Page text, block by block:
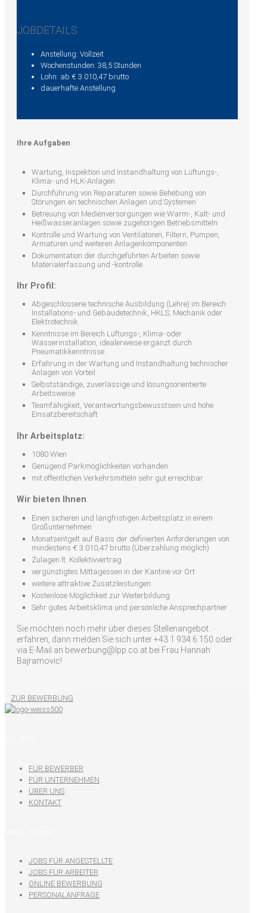
JOBDETAILS
Anstellung: Vollzeit
Wochenstunden: 38,5 Stunden
Lohn: ab € 3.010,47 brutto
dauerhafte Anstellung
Ihre Aufgaben:
Wartung, Inspektion und Instandhaltung von Lüftungs-,
Klima- und HLK-Anlagen
Durchführung von Reparaturen sowie Behebung von
Störungen an technischen Anlagen und Systemen
Betreuung von Medienversorgungen wie Warm-, Kalt- und
Heißwasseranlagen sowie zugehörigen Betriebsmitteln
Kontrolle und Wartung von Ventilatoren, Filtern, Pumpen,
Armaturen und weiteren Anlagenkomponenten
Dokumentation der durchgeführten Arbeiten sowie
Materialerfassung und -kontrolle
Ihr Profil:
Abgeschlossene technische Ausbildung (Lehre) im Bereich
Installations- und Gebäudetechnik, HKLS, Mechanik oder
Elektrotechnik
Kenntnisse im Bereich Lüftungs-, Klima- oder
Wasserinstallation, idealerweise ergänzt durch
Pneumatikkenntnisse
Erfahrung in der Wartung und Instandhaltung technischer
Anlagen von Vorteil
Selbstständige, zuverlässige und lösungsorientierte
Arbeitsweise
Teamfähigkeit, Verantwortungsbewusstsein und hohe
Einsatzbereitschaft
Ihr Arbeitsplatz:
1080 Wien
Genügend Parkmöglichkeiten vorhanden
mit öffentlichen Verkehrsmitteln sehr gut erreichbar
Wir bieten Ihnen:
Einen sicheren und langfristigen Arbeitsplatz in einem
Großunternehmen
Monatsentgelt auf Basis der definierten Anforderungen von
mindestens € 3.010,47 brutto (Überzahlung möglich)
Zulagen lt. Kollektivvertrag
vergünstigtes Mittagessen in der Kantine vor Ort
weitere attraktive Zusatzleistungen
Kostenlose Möglichkeit zur Weiterbildung
Sehr gutes Arbeitsklima und persönliche Ansprechpartner
Sie möchten noch mehr über dieses Stellenangebot
erfahren, dann melden Sie sich unter +43 1 934 6 150 oder
via E-Mail an bewerbung@lpp.co.at bei Frau Hannah
Bajramovic!
ZUR BEWERBUNG
FÜR BEWERBER
FÜR UNTERNEHMEN
ÜBER UNS
KONTAKT
JOBS FÜR ANGESTELLTE
JOBS FÜR ARBEITER
ONLINE BEWERBUNG
PERSONALANFRAGE